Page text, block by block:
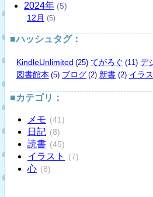
2024年 (5)
12 月 (5)
■ハッシュタグ：
KindleUnlimited (25) てがろぐ (11) デ
図書館本 (5) ブログ (2) 新書 (2) イラ
■カテゴリ：
メモ (41)
日記 (8)
読書 (45)
イラスト (7)
心 (8)